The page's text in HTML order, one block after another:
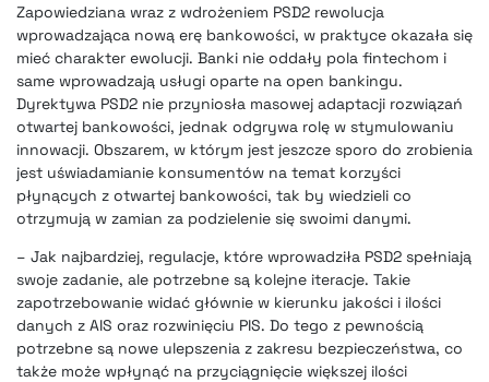
Zapowiedziana wraz z wdrożeniem PSD2 rewolucja
wprowadzająca nową erę bankowości, w praktyce okazała się
mieć charakter ewolucji. Banki nie oddały pola fintechom i
same wprowadzają usługi oparte na open bankingu.
Dyrektywa PSD2 nie przyniosła masowej adaptacji rozwiązań
otwartej bankowości, jednak odgrywa rolę w stymulowaniu
innowacji. Obszarem, w którym jest jeszcze sporo do zrobienia
jest uświadamianie konsumentów na temat korzyści
płynących z otwartej bankowości, tak by wiedzieli co
otrzymują w zamian za podzielenie się swoimi danymi.
– Jak najbardziej, regulacje, które wprowadziła PSD2 spełniają
swoje zadanie, ale potrzebne są kolejne iteracje. Takie
zapotrzebowanie widać głównie w kierunku jakości i ilości
danych z AIS oraz rozwinięciu PIS. Do tego z pewnością
potrzebne są nowe ulepszenia z zakresu bezpieczeństwa, co
także może wpłynąć na przyciągnięcie większej ilości